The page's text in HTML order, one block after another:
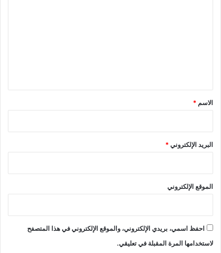
*
الاسم *
البريد الإلكتروني*
الموقع الإلكتروني
احفظ اسمي، بريدي الإلكتروني، والموقع الإلكتروني في هذا المتصفح
لاستخدامها المرة المقبلة في تعليقي.